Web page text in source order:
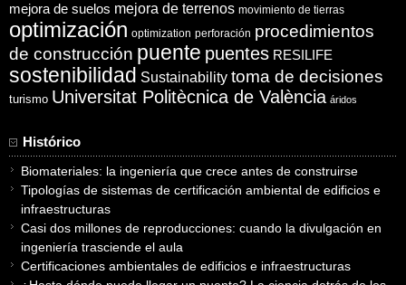
mejora de suelos mejora de terrenos movimiento de tierras
optimización optimization perforación procedimientos
de construcción puente puentes RESILIFE
sostenibilidad Sustainability toma de decisiones
turismo Universitat Politècnica de València áridos
Histórico
Biomateriales: la ingeniería que crece antes de construirse
Tipologías de sistemas de certificación ambiental de edificios e
infraestructuras
Casi dos millones de reproducciones: cuando la divulgación en
ingeniería trasciende el aula
Certificaciones ambientales de edificios e infraestructuras